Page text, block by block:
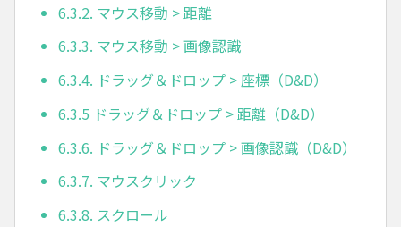
6.3.2. マウス移動 > 距離
6.3.3. マウス移動 > 画像認識
6.3.4. ドラッグ＆ドロップ > 座標（D&D）
6.3.5 ドラッグ＆ドロップ > 距離（D&D）
6.3.6. ドラッグ＆ドロップ > 画像認識（D&D）
6.3.7. マウスクリック
6.3.8. スクロール